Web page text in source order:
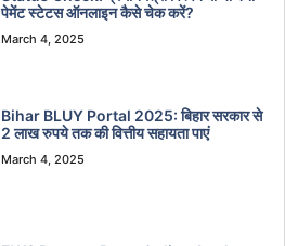
पेमेंट स्टेटस ऑनलाइन कैसे चेक करें?
March 4, 2025
Bihar BLUY Portal 2025: बिहार सरकार से
2 लाख रुपये तक की वित्तीय सहायता पाएं
March 4, 2025